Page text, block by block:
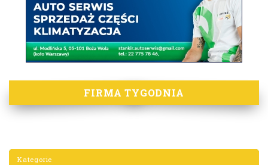
FIRMA TYGODNIA
Kategorie